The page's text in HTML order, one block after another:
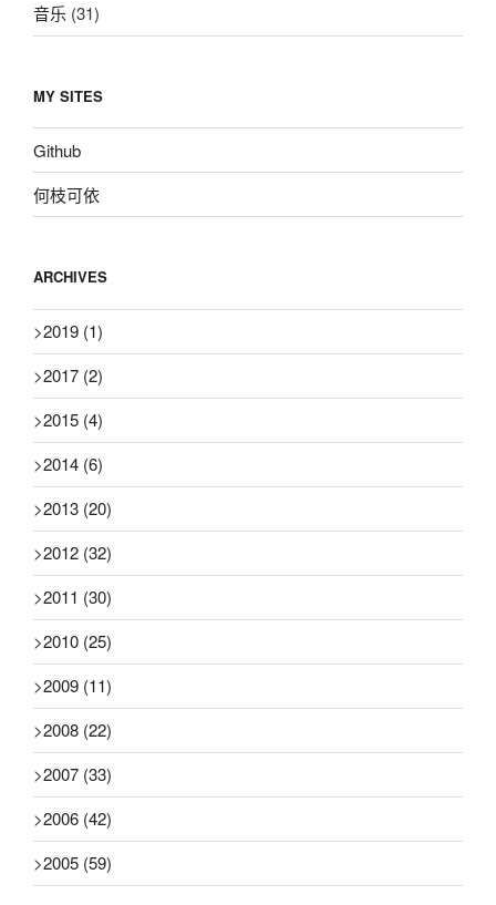
音乐 (31)
MY SITES
Github
何枝可依
ARCHIVES
>2019 (1)
>2017 (2)
>2015 (4)
>2014 (6)
>2013 (20)
>2012 (32)
>2011 (30)
>2010 (25)
>2009 (11)
>2008 (22)
>2007 (33)
>2006 (42)
>2005 (59)